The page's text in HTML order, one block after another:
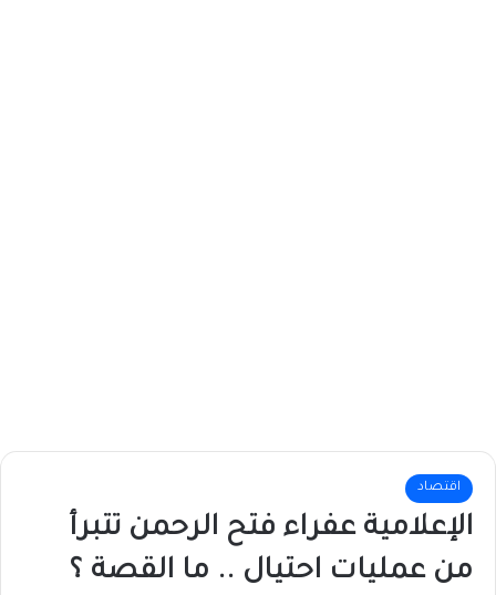
اقتصاد
الإعلامية عفراء فتح الرحمن تتبرأ
من عمليات احتيال .. ما القصة ؟